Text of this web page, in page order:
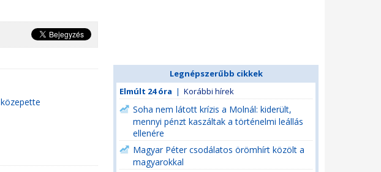
Legnépszerűbb cikkek
Elmúlt 24 óra | Korábbi hírek
Soha nem látott krízis a Molnál: kiderült,
mennyi pénzt kaszáltak a történelmi leállás
ellenére
Magyar Péter csodálatos örömhírt közölt a
magyarokkal